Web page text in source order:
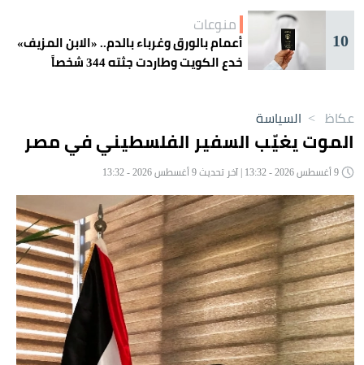
10
منوعات
أعمام بالورق وغرباء بالدم.. «الابن المزيف»
خدع الكويت وطاردت جثته 344 شخصاً
عكاظ > السياسة
الموت يغيّب السفير الفلسطيني في مصر